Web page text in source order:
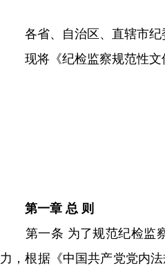
各省、自治区、直辖市纪委
现将《纪检监察规范性文
第一章 总 则
第一条 为了规范纪检监察
力，根据《中国共产党党内